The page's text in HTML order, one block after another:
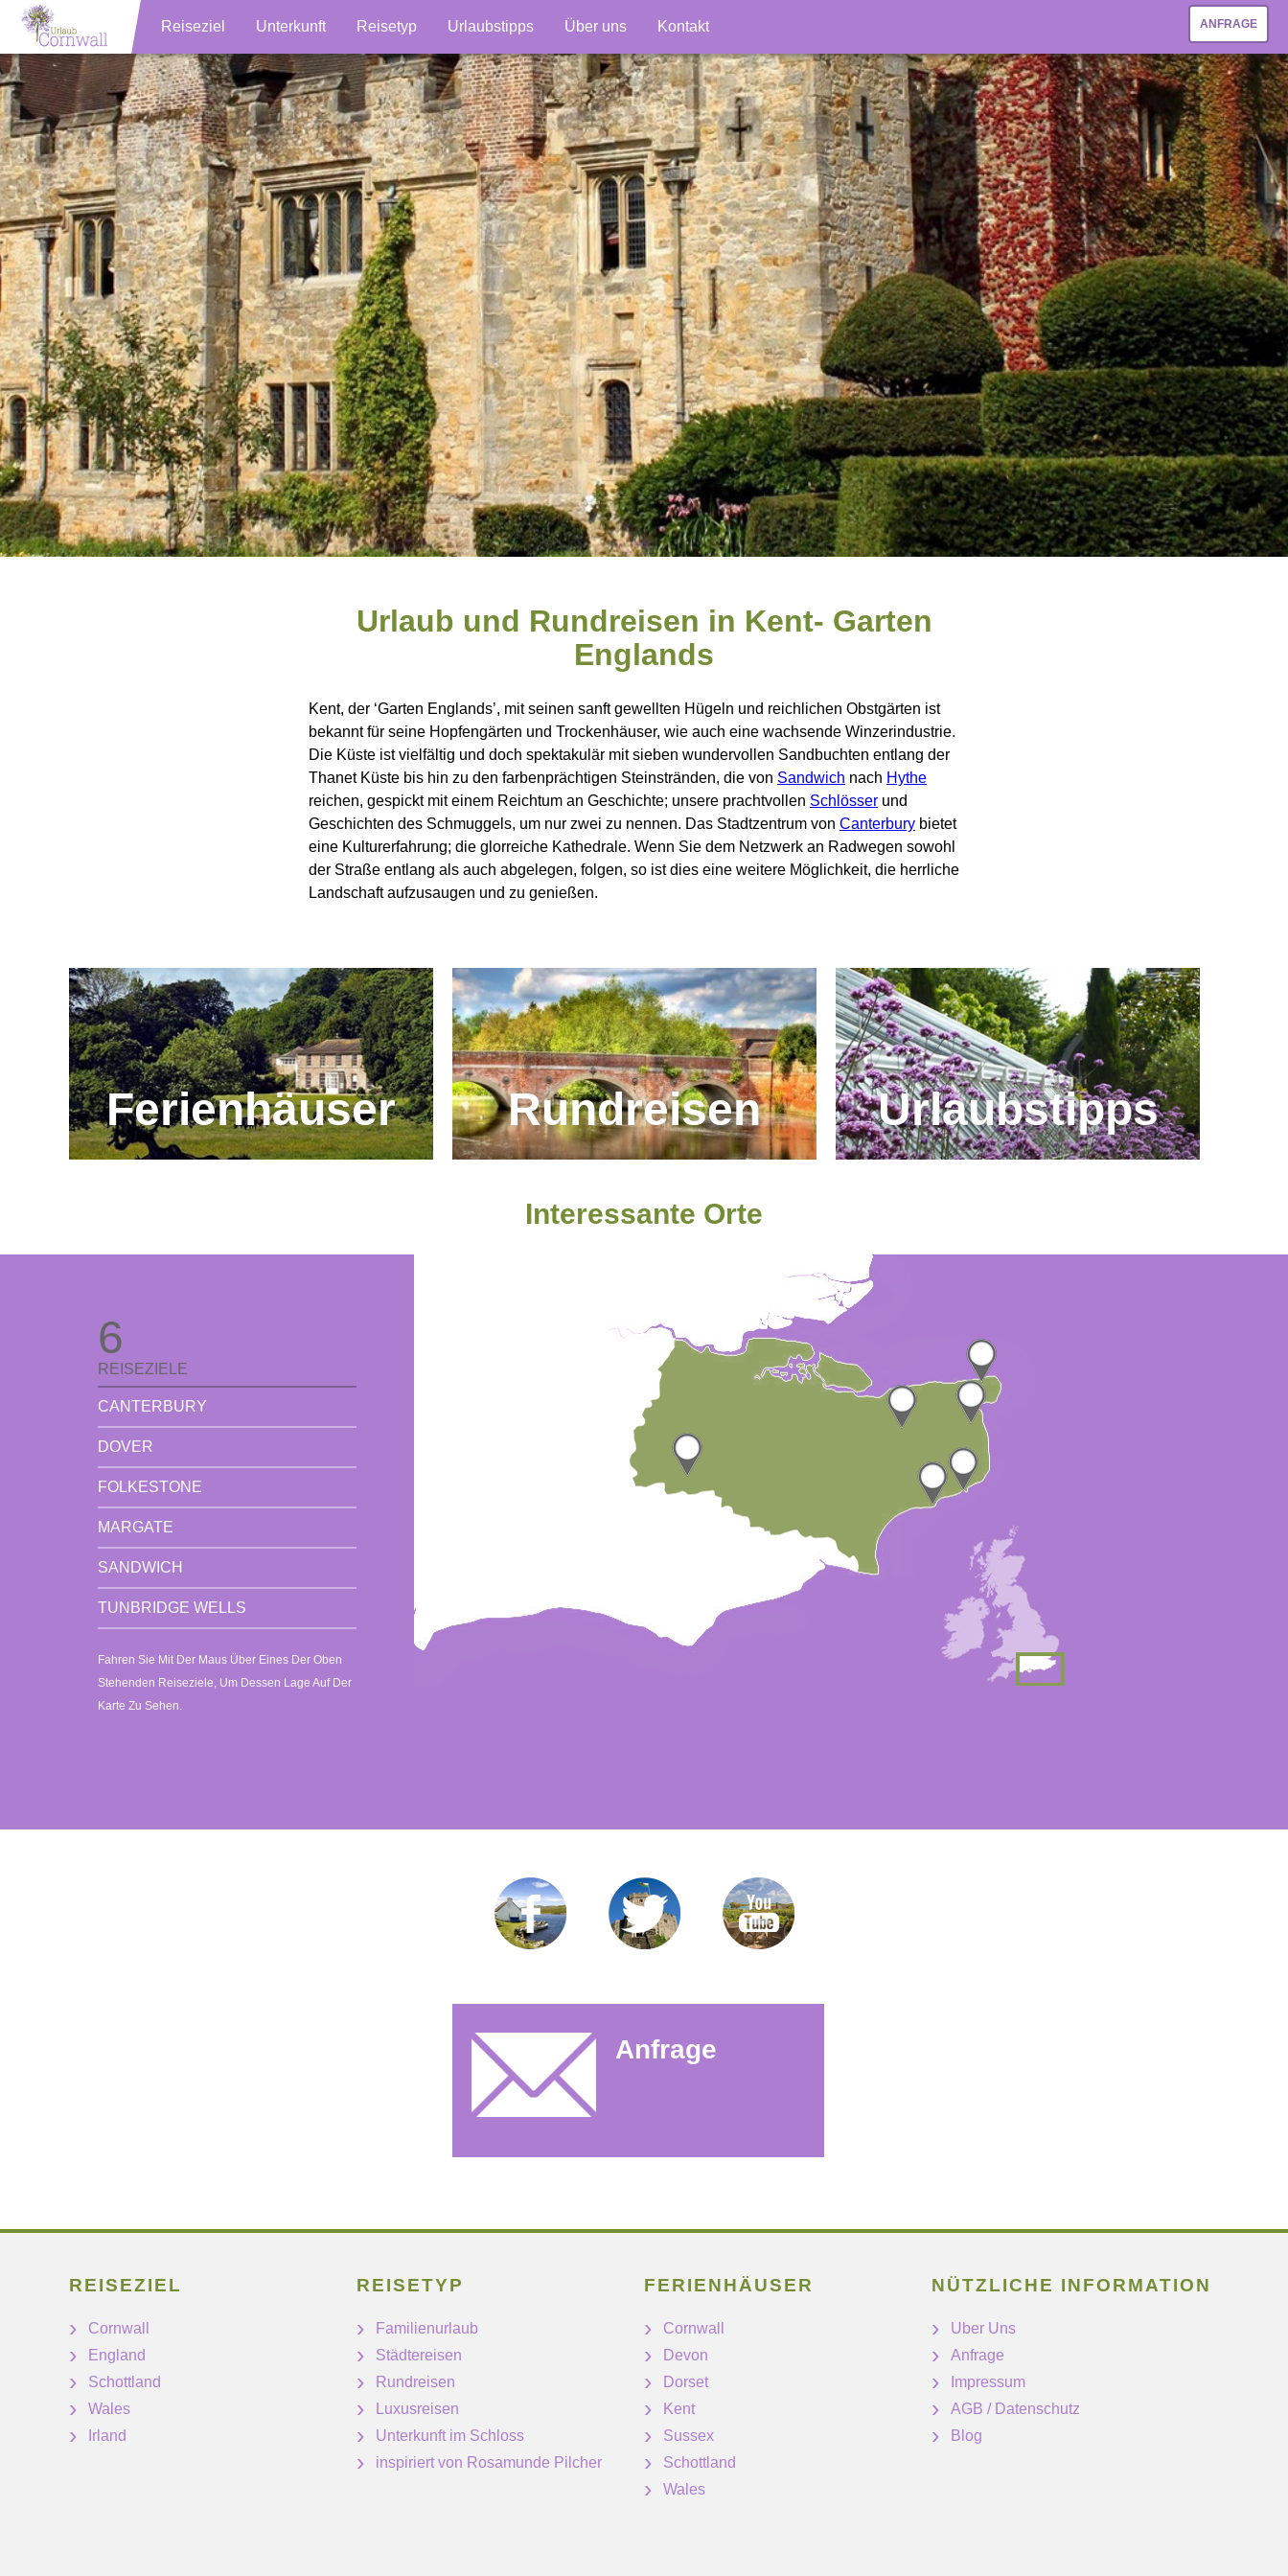
ANFRAGE
Reiseziel Unterkunft Reisetyp Urlaubstipps Über uns Kontakt
Urlaub und Rundreisen in Kent- Garten
Englands
Kent, der ‘Garten Englands’, mit seinen sanft gewellten Hügeln und reichlichen Obstgärten ist
bekannt für seine Hopfengärten und Trockenhäuser, wie auch eine wachsende Winzerindustrie.
Die Küste ist vielfältig und doch spektakulär mit sieben wundervollen Sandbuchten entlang der
Thanet Küste bis hin zu den farbenprächtigen Steinstränden, die von Sandwich nach Hythe
reichen, gespickt mit einem Reichtum an Geschichte; unsere prachtvollen Schlösser und
Geschichten des Schmuggels, um nur zwei zu nennen. Das Stadtzentrum von Canterbury bietet
eine Kulturerfahrung; die glorreiche Kathedrale. Wenn Sie dem Netzwerk an Radwegen sowohl
der Straße entlang als auch abgelegen, folgen, so ist dies eine weitere Möglichkeit, die herrliche
Landschaft aufzusaugen und zu genießen.
Ferienhäuser Rundreisen Urlaubstipps
Interessante Orte
6
REISEZIELE
CANTERBURY
DOVER
FOLKESTONE
MARGATE
SANDWICH
TUNBRIDGE WELLS
Fahren Sie Mit Der Maus Über Eines Der Oben
Stehenden Reiseziele, Um Dessen Lage Auf Der
Karte Zu Sehen.
Anfrage
REISEZIEL
Cornwall
England
Schottland
Wales
Irland
REISETYP
Familienurlaub
Städtereisen
Rundreisen
Luxusreisen
Unterkunft im Schloss
inspiriert von Rosamunde Pilcher
FERIENHÄUSER
Cornwall
Devon
Dorset
Kent
Sussex
Schottland
Wales
NÜTZLICHE INFORMATION
Uber Uns
Anfrage
Impressum
AGB / Datenschutz
Blog